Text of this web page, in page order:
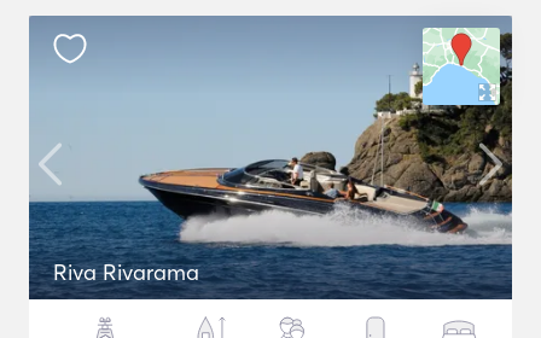
Riva Rivarama